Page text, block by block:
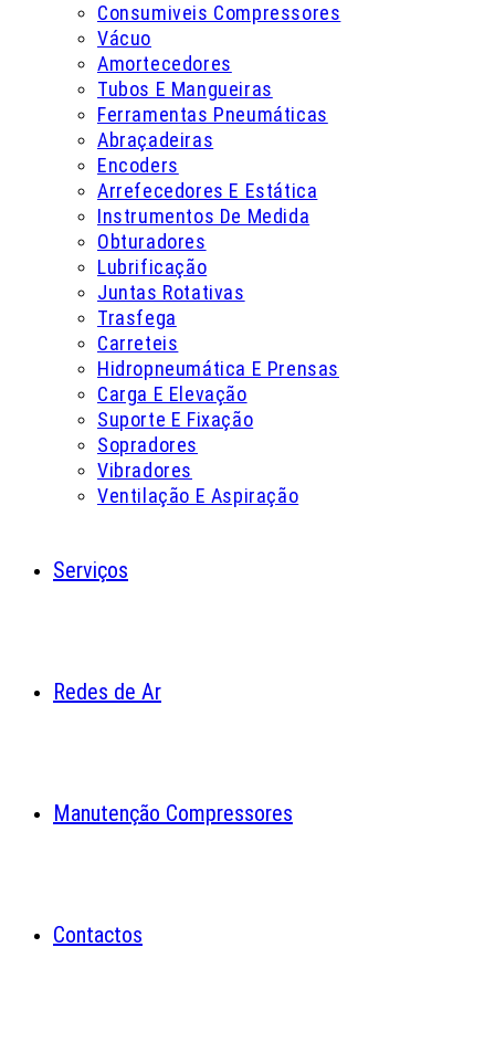
Consumiveis Compressores
Vácuo
Amortecedores
Tubos E Mangueiras
Ferramentas Pneumáticas
Abraçadeiras
Encoders
Arrefecedores E Estática
Instrumentos De Medida
Obturadores
Lubrificação
Juntas Rotativas
Trasfega
Carreteis
Hidropneumática E Prensas
Carga E Elevação
Suporte E Fixação
Sopradores
Vibradores
Ventilação E Aspiração
Serviços
Redes de Ar
Manutenção Compressores
Contactos